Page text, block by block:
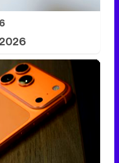
tu look?